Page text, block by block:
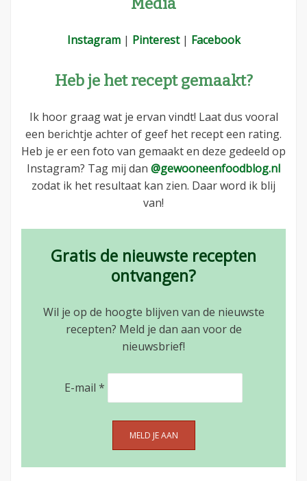
Instagram| Pinterest| Facebook
Heb je het recept gemaakt?
Ik hoor graag wat je ervan vindt! Laat dus vooral
een berichtje achter of geef het recept een rating.
Heb je er een foto van gemaakt en deze gedeeld op
Instagram? Tag mij dan @gewooneenfoodblog.nl
zodat ik het resultaat kan zien. Daar word ik blij
van!
Gratis de nieuwste recepten
ontvangen?
Wil je op de hoogte blijven van de nieuwste
recepten? Meld je dan aan voor de
nieuwsbrief!
E-mail *